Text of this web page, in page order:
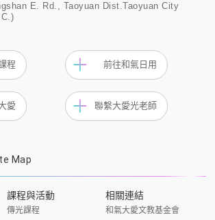
E. Rd., Taoyuan Dist.Taoyuan City
程 前往和氣日用
愛 聯繫大愛光老師
Map
課程與活動
傳光課程
相關連結
和氣大愛文教基金會